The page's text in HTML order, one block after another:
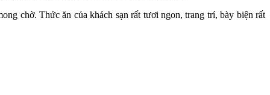
chờ. Thức ăn của khách sạn rất tươi ngon, trang trí, bày biện rất